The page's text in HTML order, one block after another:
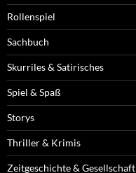
Rollenspiel
Sachbuch
Skurriles & Satirisches
Spiel & Spaß
Storys
Thriller & Krimis
Zeitgeschichte & Gesellschaft